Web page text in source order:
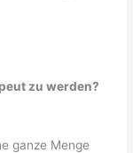
zu werden?
ganze Menge